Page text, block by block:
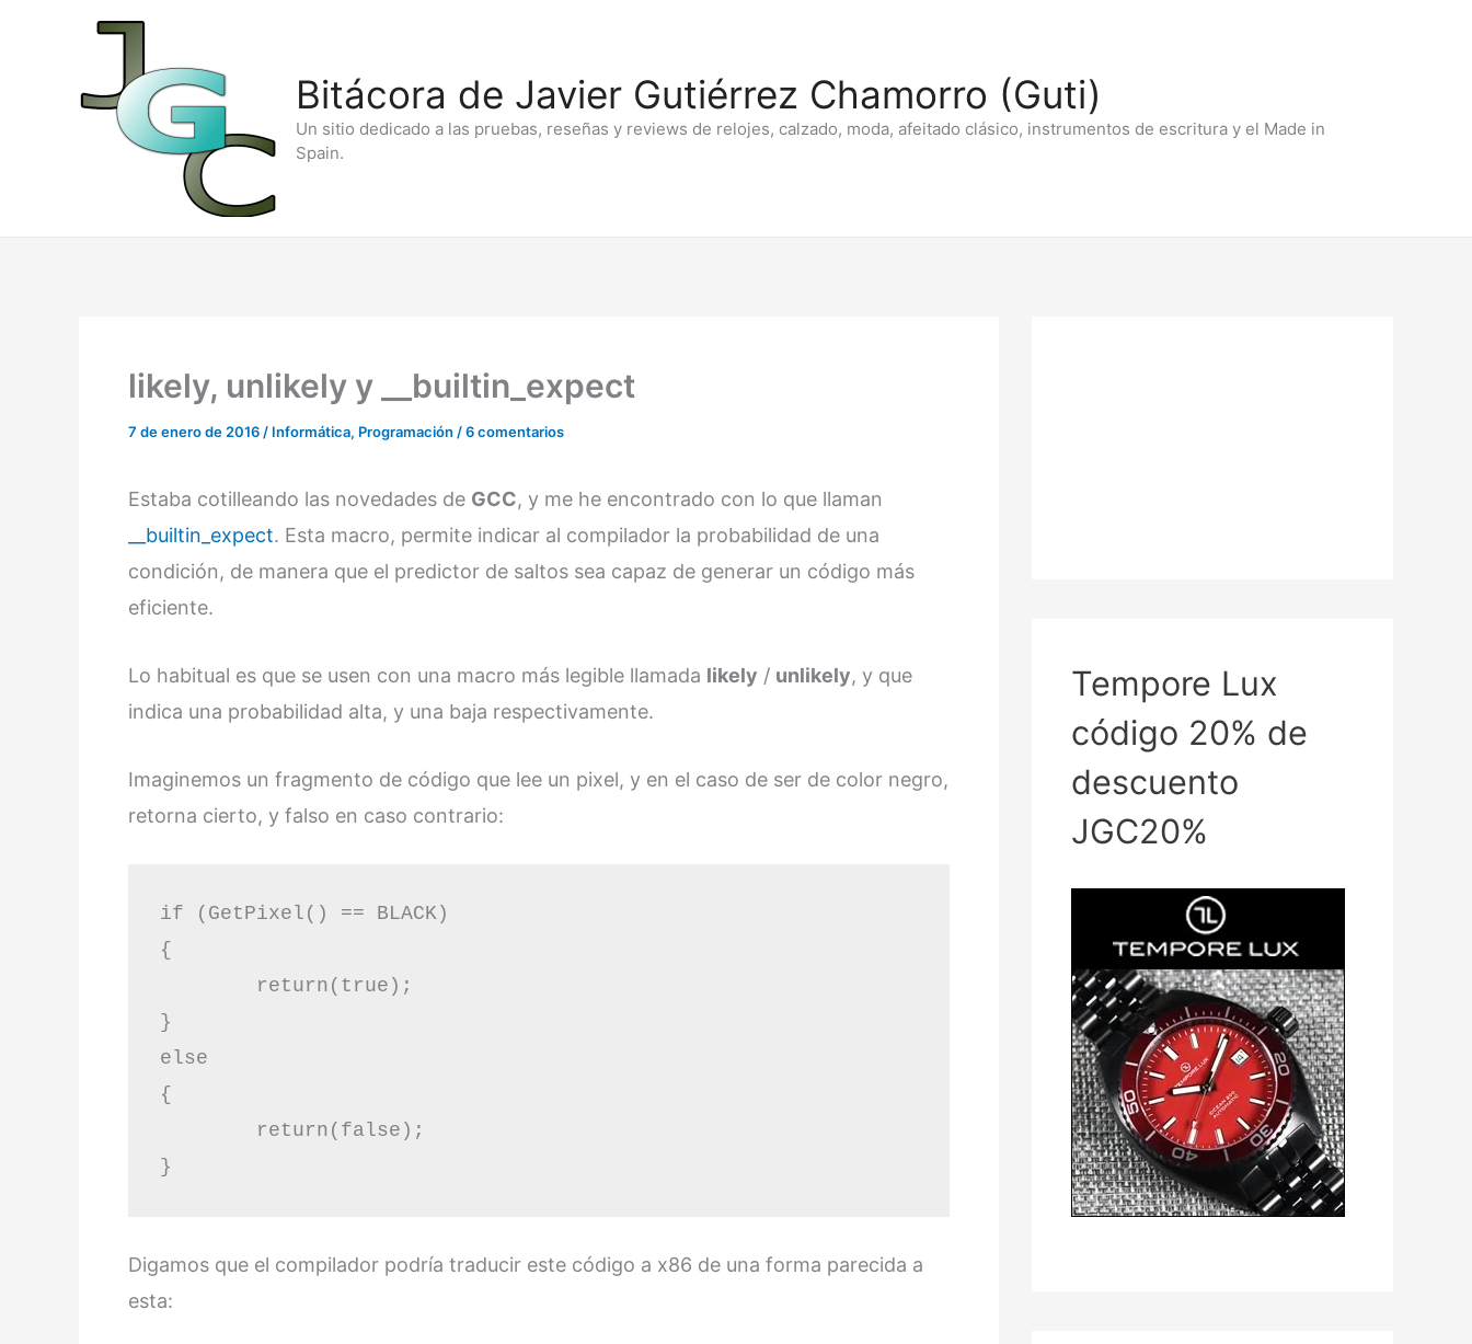
contenido
Bitácora de Javier Gutiérrez Chamorro (Guti)
Un sitio dedicado a las pruebas, reseñas y reviews de relojes, calzado, moda, afeitado clásico, instrumentos de escritura y el Made in
Spain.
likely, unlikely y __builtin_expect
7 de enero de 2016 / Informática, Programación /6 comentarios
Estaba cotilleando las novedades de GCC, y me he encontrado con lo que llaman
__builtin_expect. Esta macro, permite indicar al compilador la probabilidad de una
condición, de manera que el predictor de saltos sea capaz de generar un código más
eficiente.
Lo habitual es que se usen con una macro más legible llamada likely / unlikely, y que
indica una probabilidad alta, y una baja respectivamente.
Imaginemos un fragmento de código que lee un pixel, y en el caso de ser de color negro,
retorna cierto, y falso en caso contrario:
if (GetPixel() == BLACK)
{
}
else
{
}
Digamos que el compilador podría traducir este código a x86 de una forma parecida a
esta:
Tempore Lux
código 20% de
descuento
JGC20%